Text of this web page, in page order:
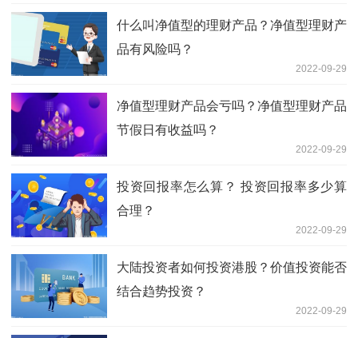
什么叫净值型的理财产品？净值型理财产
品有风险吗？
2022-09-29
净值型理财产品会亏吗？净值型理财产品
节假日有收益吗？
2022-09-29
投资回报率怎么算？ 投资回报率多少算
合理？
2022-09-29
大陆投资者如何投资港股？价值投资能否
结合趋势投资？
2022-09-29